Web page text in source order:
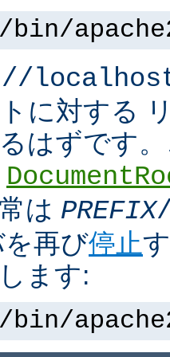
bin/
に対する
はずです
は PREFIX
を再び停止
ます:
bin/